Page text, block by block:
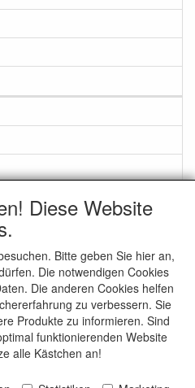
Diese Website
Bitte geben Sie hier an,
Die notwendigen Cookies
Die anderen Cookies helfen
zu verbessern. Sie
Produkte zu informieren. Sind
funktionierenden Website
alle Kästchen an!